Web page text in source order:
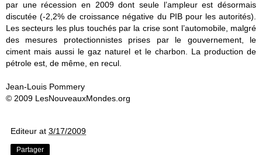
par une récession en 2009 dont seule l’ampleur est désormais
discutée (-2,2% de croissance négative du PIB pour les autorités).
Les secteurs les plus touchés par la crise sont l’automobile, malgré
des mesures protectionnistes prises par le gouvernement, le
ciment mais aussi le gaz naturel et le charbon. La production de
pétrole est, de même, en recul.
Jean-Louis Pommery
© 2009 LesNouveauxMondes.org
Editeur at 3/17/2009
Partager